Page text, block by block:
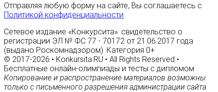
Отправляя любую форму на сайте, Вы соглашаетесь с
Политикой конфиденциальности
Сетевое издание «Конкурсита»: свидетельство о
регистрации ЭЛ № ФС 77 - 70172 от 21.06.2017 года
(выдано Роскомнадзором). Категория 0+
© 2017-2026 • Konkursita.RU • All Rights Reserved •
Бесплатные онлайн-олимпиады и тесты с дипломом
Копирование и распространение материалов возможны
только с письменного разрешения администрации сайта